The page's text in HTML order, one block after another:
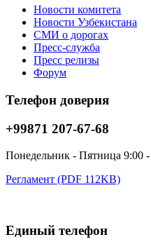
Новости комитета
Новости Узбекистана
СМИ о дорогах
Пресс-служба
Пресс релизы
Форум
Телефон доверия
+99871 207-67-68
Понедельник - Пятница 9:00
Регламент (PDF 112KB)
Единый телефон